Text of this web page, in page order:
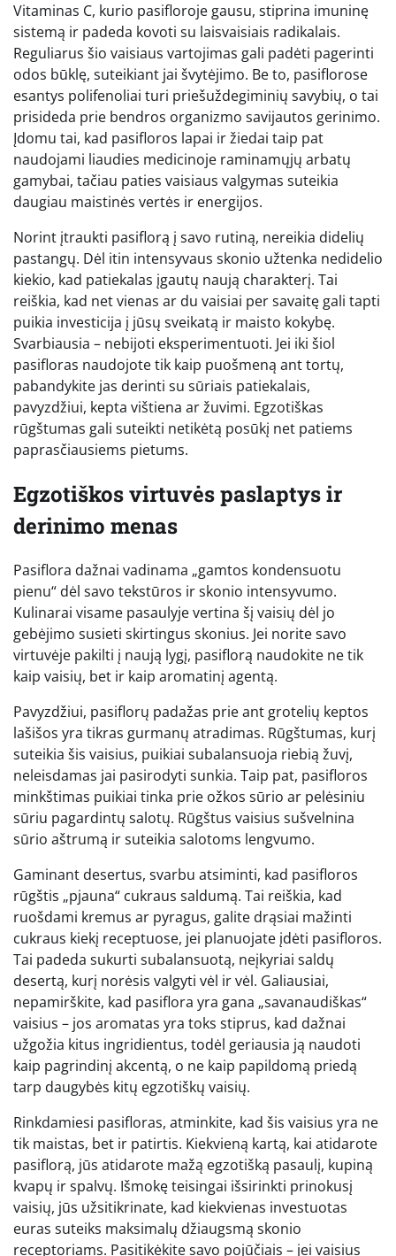
Vitaminas C, kurio pasifloroje gausu, stiprina imuninę
sistemą ir padeda kovoti su laisvaisiais radikalais.
Reguliarus šio vaisiaus vartojimas gali padėti pagerinti
odos būklę, suteikiant jai švytėjimo. Be to, pasiflorose
esantys polifenoliai turi priešuždegiminių savybių, o tai
prisideda prie bendros organizmo savijautos gerinimo.
Įdomu tai, kad pasifloros lapai ir žiedai taip pat
naudojami liaudies medicinoje raminamųjų arbatų
gamybai, tačiau paties vaisiaus valgymas suteikia
daugiau maistinės vertės ir energijos.
Norint įtraukti pasiflorą į savo rutiną, nereikia didelių
pastangų. Dėl itin intensyvaus skonio užtenka nedidelio
kiekio, kad patiekalas įgautų naują charakterį. Tai
reiškia, kad net vienas ar du vaisiai per savaitę gali tapti
puikia investicija į jūsų sveikatą ir maisto kokybę.
Svarbiausia – nebijoti eksperimentuoti. Jei iki šiol
pasifloras naudojote tik kaip puošmeną ant tortų,
pabandykite jas derinti su sūriais patiekalais,
pavyzdžiui, kepta vištiena ar žuvimi. Egzotiškas
rūgštumas gali suteikti netikėtą posūkį net patiems
paprasčiausiems pietums.
Egzotiškos virtuvės paslaptys ir
derinimo menas
Pasiflora dažnai vadinama „gamtos kondensuotu
pienu“ dėl savo tekstūros ir skonio intensyvumo.
Kulinarai visame pasaulyje vertina šį vaisių dėl jo
gebėjimo susieti skirtingus skonius. Jei norite savo
virtuvėje pakilti į naują lygį, pasiflorą naudokite ne tik
kaip vaisių, bet ir kaip aromatinį agentą.
Pavyzdžiui, pasiflorų padažas prie ant grotelių keptos
lašišos yra tikras gurmanų atradimas. Rūgštumas, kurį
suteikia šis vaisius, puikiai subalansuoja riebią žuvį,
neleisdamas jai pasirodyti sunkia. Taip pat, pasifloros
minkštimas puikiai tinka prie ožkos sūrio ar pelėsiniu
sūriu pagardintų salotų. Rūgštus vaisius sušvelnina
sūrio aštrumą ir suteikia salotoms lengvumo.
Gaminant desertus, svarbu atsiminti, kad pasifloros
rūgštis „pjauna“ cukraus saldumą. Tai reiškia, kad
ruošdami kremus ar pyragus, galite drąsiai mažinti
cukraus kiekį receptuose, jei planuojate įdėti pasifloros.
Tai padeda sukurti subalansuotą, neįkyriai saldų
desertą, kurį norėsis valgyti vėl ir vėl. Galiausiai,
nepamirškite, kad pasiflora yra gana „savanaudiškas“
vaisius – jos aromatas yra toks stiprus, kad dažnai
užgožia kitus ingridientus, todėl geriausia ją naudoti
kaip pagrindinį akcentą, o ne kaip papildomą priedą
tarp daugybės kitų egzotiškų vaisių.
Rinkdamiesi pasifloras, atminkite, kad šis vaisius yra ne
tik maistas, bet ir patirtis. Kiekvieną kartą, kai atidarote
pasiflorą, jūs atidarote mažą egzotišką pasaulį, kupiną
kvapų ir spalvų. Išmokę teisingai išsirinkti prinokusį
vaisių, jūs užsitikrinate, kad kiekvienas investuotas
euras suteiks maksimalų džiaugsmą skonio
receptoriams. Pasitikėkite savo pojūčiais – jei vaisius